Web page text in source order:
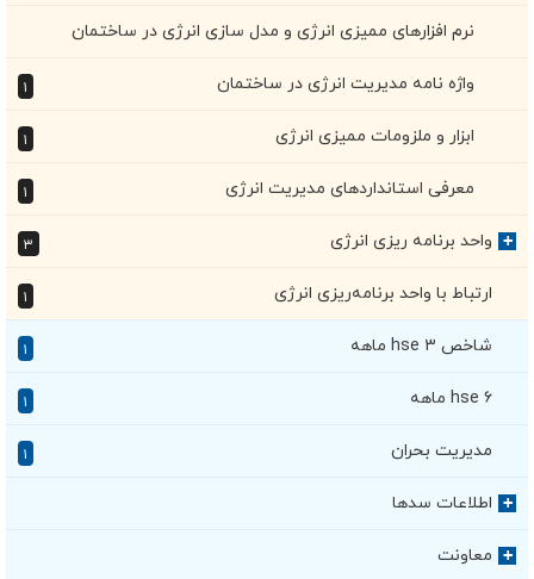
نرم افزارهای ممیزی انرژی و مدل سازی انرژی در ساختمان
واژه نامه مدیریت انرژی در ساختمان
ابزار و ملزومات ممیزی انرژی
معرفی استانداردهای مدیریت انرژی
+ واحد برنامه ریزی انرژی ۳
ارتباط با واحد برنامه‌ریزی انرژی
شاخص hse ۳ ماهه
hse ۶ ماهه
مدیریت بحران
+ اطلاعات سدها
+ معاونت